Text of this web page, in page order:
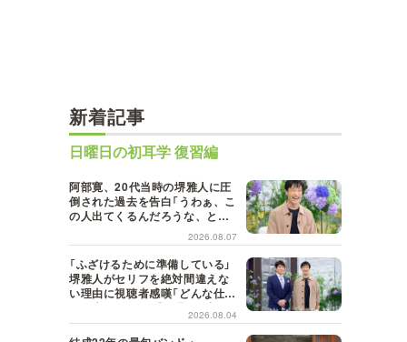
新着記事
日曜日の初耳学 復習編
阿部寛、20代当時の堺雅人に圧
倒された過去を告白「うわぁ、こ
の人出てくるんだろうな、と思
った」【日曜日の初耳学】2026.08.07
「ふざけるために準備している」
堺雅人がセリフを絶対間違えな
い理由に視聴者感嘆「どんな仕事
にも当てはまる」【日曜日の初耳
学】
2026.08.04